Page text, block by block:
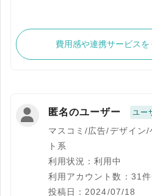
費用感や連携サービスを
匿名のユーザー ユー
マスコミ/広告/デザイン
ト系
利用状況：利用中
利用アカウント数：31
投稿日：2024/07/18